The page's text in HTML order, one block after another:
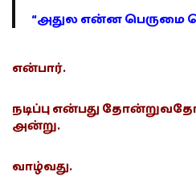
“அதுல என்ன பெருமை
என்பார்.
நடிப்பு என்பது
அன்று.
வாழ்வது.